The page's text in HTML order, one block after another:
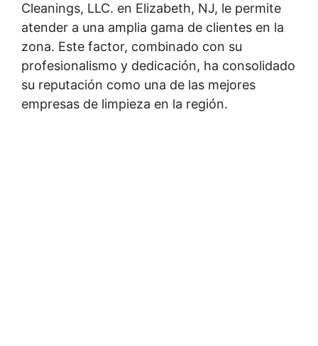
Cleanings, LLC. en Elizabeth, NJ, le permite
atender a una amplia gama de clientes en la
zona. Este factor, combinado con su
profesionalismo y dedicación, ha consolidado
su reputación como una de las mejores
empresas de limpieza en la región.